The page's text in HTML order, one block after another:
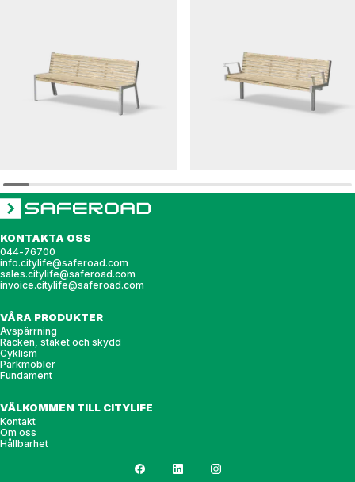
KONTAKTA OSS
044-76700
info.citylife@saferoad.com
sales.citylife@saferoad.com
invoice.citylife@saferoad.com
VÅRA PRODUKTER
Avspärrning
Räcken, staket och skydd
Cyklism
Parkmöbler
Fundament
VÄLKOMMEN TILL CITYLIFE
Kontakt
Om oss
Hållbarhet